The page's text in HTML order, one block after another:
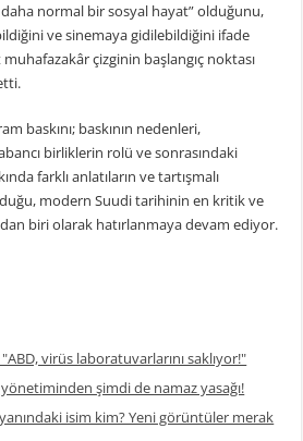
normal bir sosyal hayat” olduğunu,
ve sinemaya gidilebildiğini ifade
çizginin başlangıç noktası
baskını; baskının nedenleri,
birliklerin rolü ve sonrasındaki
farklı anlatıların ve tartışmalı
modern Suudi tarihinin en kritik ve
biri olarak hatırlanmaya devam ediyor.
virüs laboratuvarlarını saklıyor!"
şimdi de namaz yasağı!
isim kim? Yeni görüntüler merak